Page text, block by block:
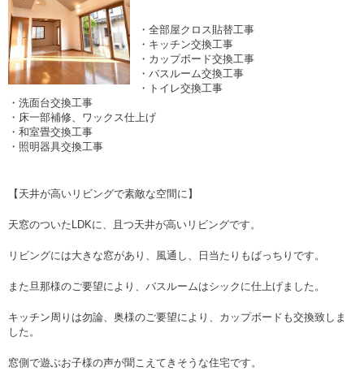
・全部屋クロス貼替工事
・キッチン交換工事
・カップボード交換工事
・バスルーム交換工事
・トイレ交換工事
・洗面台交換工事
・床一部補修、ワックス仕上げ
・和室畳交換工事
・照明器具交換工事
【天井が高いリビングで素敵な空間に】
天窓のついたLDKに、且つ天井が高いリビングです。
リビングには大きな窓があり、風通し、日当たりもばっちりです。
また旦那様のご要望により、バスルームはシックに仕上げました。
キッチン周りは勿論、奥様のご要望により、カップボードも交換致しま
した。
窓側で遊ぶお子様の声が聞こえてきそうな住宅です。